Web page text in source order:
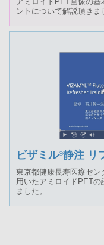
ントについて解説頂きま
ビザミル®静注 リ
東京都健康長寿医療セ
用いたアミロイドPETの
ました。